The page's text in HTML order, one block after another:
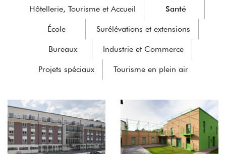
Hôtellerie, Tourisme et Accueil Santé
École Surélévations et extensions
Bureaux Industrie et Commerce
Projets spéciaux Tourisme en plein air